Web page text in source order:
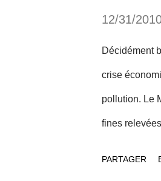
12/31/
Décidément
crise
pollution. Le
fines
PARTAGER